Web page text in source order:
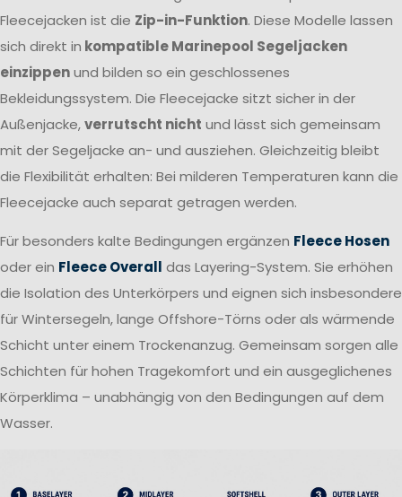
Fleecejacken ist die Zip-in-Funktion. Diese Modelle lassen
sich direkt in kompatible Marinepool Segeljacken
einzippenund bilden so ein geschlossenes
Bekleidungssystem. Die Fleecejacke sitzt sicher in der
Außenjacke,verrutscht nicht und lässt sich gemeinsam
mit der Segeljacke an- und ausziehen. Gleichzeitig bleibt
die Flexibilität erhalten: Bei milderen Temperaturen kann die
Fleecejacke auch separat getragen werden.
Für besonders kalte Bedingungen ergänzen Fleece Hosen
oder ein Fleece Overall das Layering-System. Sie erhöhen
die Isolation des Unterkörpers und eignen sich insbesondere
für Wintersegeln, lange Offshore-Törns oder als wärmende
Schicht unter einem Trockenanzug. Gemeinsam sorgen alle
Schichten für hohen Tragekomfort und ein ausgeglichenes
Körperklima – unabhängig von den Bedingungen auf dem
Wasser.